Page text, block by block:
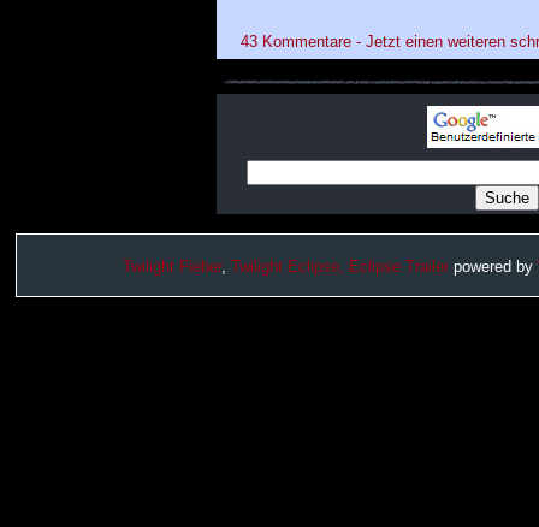
43 Kommentare - Jetzt einen weiteren
Twilight Fieber, Twilight Eclipse, Eclipse Trailer powered by